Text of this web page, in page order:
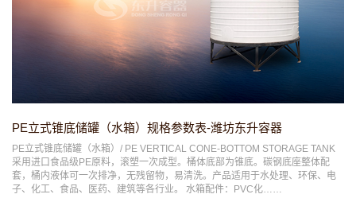
PE立式锥底储罐（水箱）规格参数表-潍坊东升容器
PE立式锥底储罐（水箱）/ PE VERTICAL CONE-BOTTOM STORAGE TANK
采用进口食品级PE原料，滚塑一次成型。桶体底部为锥底。碳钢底座整体配
套，桶内液体可一次排净，无残留物，易清洗。产品适用于水处理、环保、电
子、化工、食品、医药、建筑等各行业。 水箱配件：PVC化……